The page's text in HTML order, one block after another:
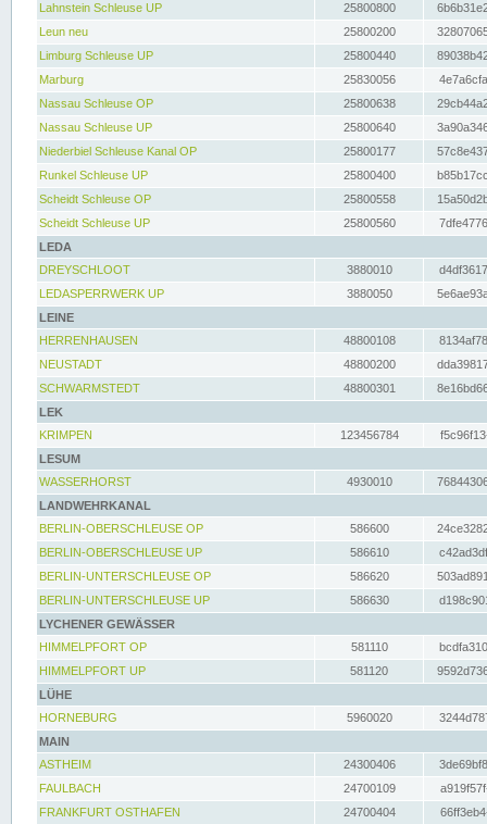
Lahnstein Schleuse UP
25800800
Leun neu
25800200
Limburg Schleuse UP
25800440
Marburg
25830056
Nassau Schleuse OP
25800638
Nassau Schleuse UP
25800640
Niederbiel Schleuse Kanal OP
25800177
Runkel Schleuse UP
25800400
Scheidt Schleuse OP
25800558
Scheidt Schleuse UP
25800560
LEDA
DREYSCHLOOT
3880010
LEDASPERRWERK UP
3880050
LEINE
HERRENHAUSEN
48800108
NEUSTADT
48800200
SCHWARMSTEDT
48800301
LEK
KRIMPEN
123456784
LESUM
WASSERHORST
4930010
LANDWEHRKANAL
BERLIN-OBERSCHLEUSE OP
586600
BERLIN-OBERSCHLEUSE UP
586610
BERLIN-UNTERSCHLEUSE OP
586620
BERLIN-UNTERSCHLEUSE UP
586630
LYCHENER GEWÄSSER
HIMMELPFORT OP
581110
HIMMELPFORT UP
581120
LÜHE
HORNEBURG
5960020
MAIN
ASTHEIM
24300406
FAULBACH
24700109
FRANKFURT OSTHAFEN
24700404